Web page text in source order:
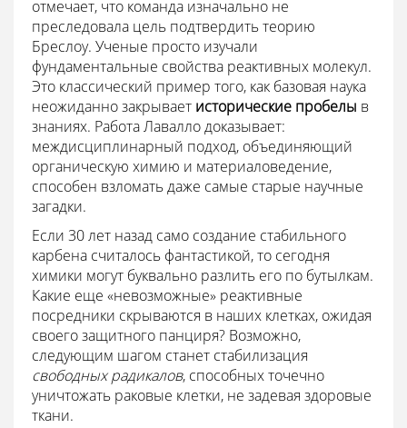
отмечает, что команда изначально не
преследовала цель подтвердить теорию
Бреслоу. Ученые просто изучали
фундаментальные свойства реактивных молекул.
Это классический пример того, как базовая наука
неожиданно закрывает исторические пробелы в
знаниях. Работа Лавалло доказывает:
междисциплинарный подход, объединяющий
органическую химию и материаловедение,
способен взломать даже самые старые научные
загадки.
Если 30 лет назад само создание стабильного
карбена считалось фантастикой, то сегодня
химики могут буквально разлить его по бутылкам.
Какие еще «невозможные» реактивные
посредники скрываются в наших клетках, ожидая
своего защитного панциря? Возможно,
следующим шагом станет стабилизация
свободных радикалов, способных точечно
уничтожать раковые клетки, не задевая здоровые
ткани.